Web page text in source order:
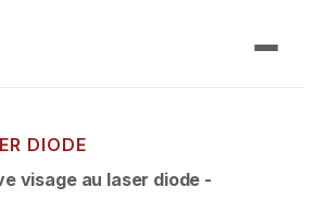
DIODE
visage au laser diode -